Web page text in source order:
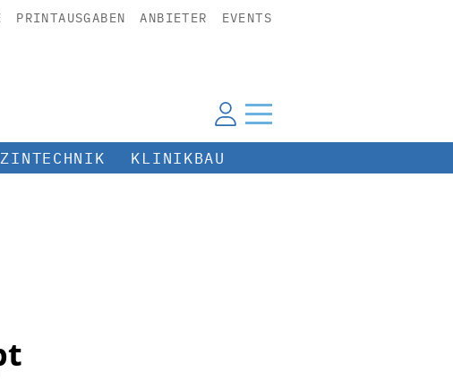
PRINTAUSGABEN ANBIETER EVENTS
KLINIKBAU